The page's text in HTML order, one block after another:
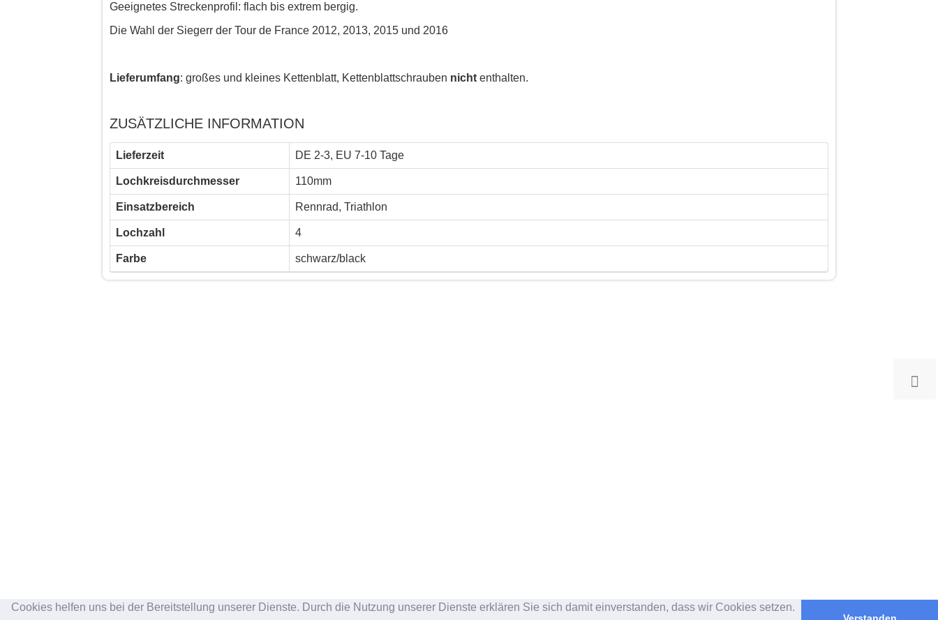
Cookies helfen uns bei der Bereitstellung unserer Dienste. Durch die Nutzung unserer Dienste erklären Sie sich damit einverstanden, dass wir Cookies setzen.
Geeignetes Streckenprofil: flach bis extrem bergig.
Die Wahl der Siegerr der Tour de France 2012, 2013, 2015 und 2016
Lieferumfang: großes und kleines Kettenblatt, Kettenblattschrauben nicht enthalten.
ZUSÄTZLICHE INFORMATION
Lieferzeit DE 2-3, EU 7-10 Tage
Lochkreisdurchmesser 110mm
Einsatzbereich Rennrad, Triathlon
Lochzahl 4
Farbe schwarz/black